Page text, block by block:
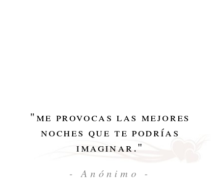
"me provocas las mejores
noches que te podrías
imaginar."
- Anónimo -